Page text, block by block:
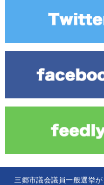
三郷市議会議員一般選挙